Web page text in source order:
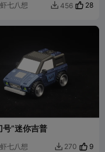
虾七八想  456 28
号”迷你吉普
虾七八想  270 9